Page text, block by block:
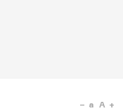
a A